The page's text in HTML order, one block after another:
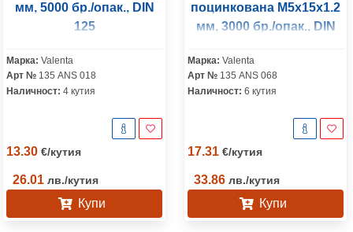
мм, 5000 бр./опак., DIN
125
Марка: Valenta
Арт № 135 ANS 018
Наличност: 4 кутия
13.30 €/кутия
26.01 лв./кутия
Купи
поцинкована M5x15x1.2
мм, 3000 бр./опак., DIN
Марка: Valenta
Арт № 135 ANS 068
Наличност: 6 кутия
17.31 €/кутия
33.86 лв./кутия
Купи